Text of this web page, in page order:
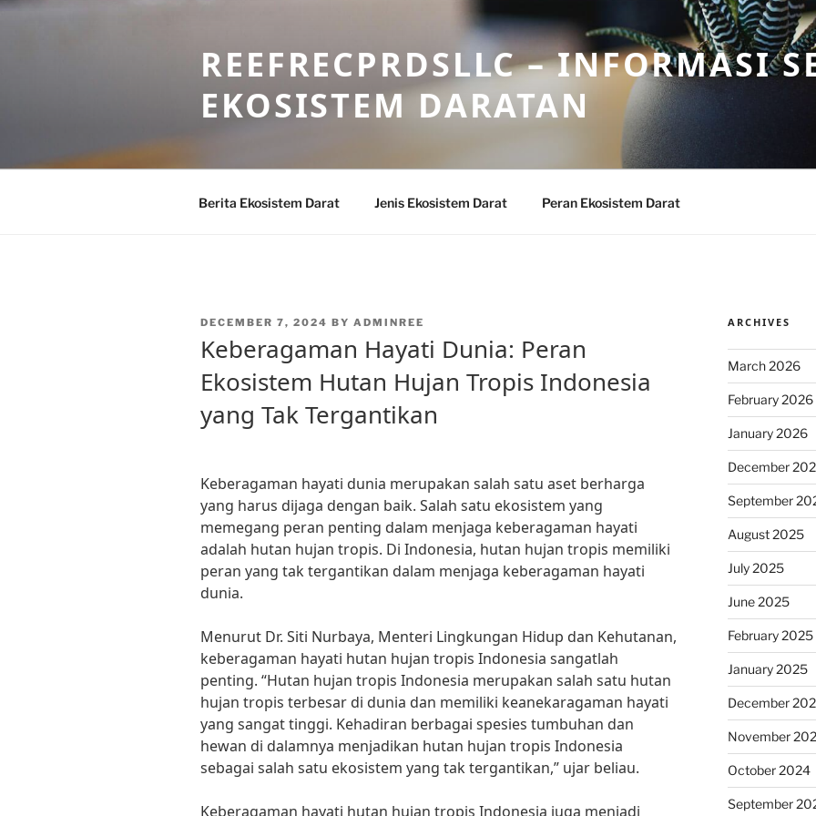
Skip
REEFRECPRDSLLC – INFORMASI
EKOSISTEM DARATAN
Berita Ekosistem Darat Jenis Ekosistem Darat Peran Ekosistem Darat
POSTED
DECEMBER 7, 2024 BY ADMINREE
Keberagaman Hayati Dunia: Peran
Ekosistem Hutan Hujan Tropis Indonesia
yang Tak Tergantikan
Keberagaman hayati dunia merupakan salah satu aset berharga
yang harus dijaga dengan baik. Salah satu ekosistem yang
memegang peran penting dalam menjaga keberagaman hayati
adalah hutan hujan tropis. Di Indonesia, hutan hujan tropis memiliki
peran yang tak tergantikan dalam menjaga keberagaman hayati
dunia.
Menurut Dr. Siti Nurbaya, Menteri Lingkungan Hidup dan Kehutanan,
keberagaman hayati hutan hujan tropis Indonesia sangatlah
penting. “Hutan hujan tropis Indonesia merupakan salah satu hutan
hujan tropis terbesar di dunia dan memiliki keanekaragaman hayati
yang sangat tinggi. Kehadiran berbagai spesies tumbuhan dan
hewan di dalamnya menjadikan hutan hujan tropis Indonesia
sebagai salah satu ekosistem yang tak tergantikan,” ujar beliau.
Keberagaman hayati hutan hujan tropis Indonesia juga menjadi
ARCHIVES
March 2026
February 2026
January 2026
December
September
August 2025
July 2025
June 2025
February 2025
January 2025
December
November
October 2024
September